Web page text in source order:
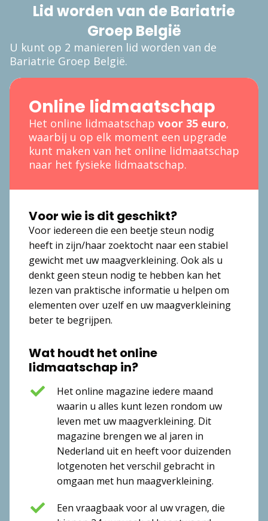
Lid worden van de Bariatrie
Groep België
U kunt op 2 manieren lid worden van de
Bariatrie Groep België.
Online lidmaatschap
Het online lidmaatschap voor 35 euro,
waarbij u op elk moment een upgrade
kunt maken van het online lidmaatschap
naar het fysieke lidmaatschap.
Voor wie is dit geschikt?
Voor iedereen die een beetje steun nodig
heeft in zijn/haar zoektocht naar een stabiel
gewicht met uw maagverkleining. Ook als u
denkt geen steun nodig te hebben kan het
lezen van praktische informatie u helpen om
elementen over uzelf en uw maagverkleining
beter te begrijpen.
Wat houdt het online
lidmaatschap in?
Het online magazine iedere maand
waarin u alles kunt lezen rondom uw
leven met uw maagverkleining. Dit
magazine brengen we al jaren in
Nederland uit en heeft voor duizenden
lotgenoten het verschil gebracht in
omgaan met hun maagverkleining.
Een vraagbaak voor al uw vragen, die